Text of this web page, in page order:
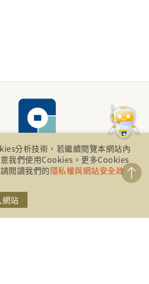
融消費評議中心 著作權所有
市忠孝西路一段四號17樓(崇聖大樓)
分析技術，若繼續閱覽本網站內
我們使用Cookies。更多Cookies
閱讀我們的隱私權與網站安全政
站